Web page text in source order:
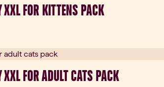
FOR KITTENS PACK
FOR ADULT CATS PACK